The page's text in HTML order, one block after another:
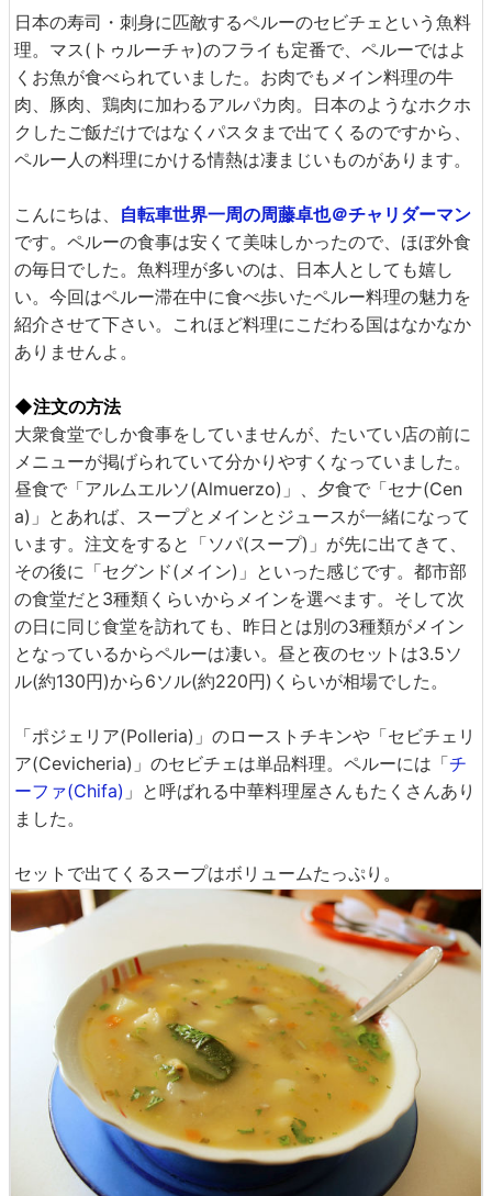
日本の寿司・刺身に匹敵するペルーのセビチェという魚料
理。マス(トゥルーチャ)のフライも定番で、ペルーではよ
くお魚が食べられていました。お肉でもメイン料理の牛
肉、豚肉、鶏肉に加わるアルパカ肉。日本のようなホクホ
クしたご飯だけではなくパスタまで出てくるのですから、
ペルー人の料理にかける情熱は凄まじいものがあります。
こんにちは、 自転車世界一周の周藤卓也＠チャリダーマン
です。ペルーの食事は安くて美味しかったので、ほぼ外食
の毎日でした。魚料理が多いのは、日本人としても嬉し
い。今回はペルー滞在中に食べ歩いたペルー料理の魅力を
紹介させて下さい。これほど料理にこだわる国はなかなか
ありませんよ。
◆注文の方法
大衆食堂でしか食事をしていませんが、たいてい店の前に
メニューが掲げられていて分かりやすくなっていました。
昼食で「アルムエルソ(Almuerzo)」、夕食で「セナ(Cen
a)」とあれば、スープとメインとジュースが一緒になって
います。注文をすると「ソパ(スープ)」が先に出てきて、
その後に「セグンド(メイン)」といった感じです。都市部
の食堂だと3種類くらいからメインを選べます。そして次
の日に同じ食堂を訪れても、昨日とは別の3種類がメイン
となっているからペルーは凄い。昼と夜のセットは3.5ソ
ル(約130円)から6ソル(約220円)くらいが相場でした。
「ポジェリア(Polleria)」のローストチキンや「セビチェリ
ア(Cevicheria)」のセビチェは単品料理。ペルーには「チ
ーファ(Chifa) 」と呼ばれる中華料理屋さんもたくさんあり
ました。
セットで出てくるスープはボリュームたっぷり。